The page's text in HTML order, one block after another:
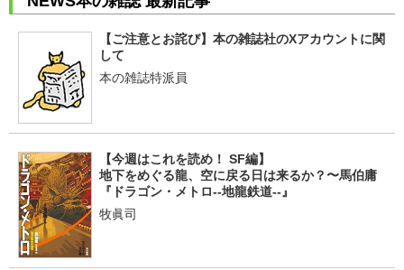
【ご注意とお詫び】本の雑誌社のXアカウントに関
して
本の雑誌特派員
【今週はこれを読め！ SF編】
地下をめぐる龍、空に戻る日は来るか？〜馬伯庸
『ドラゴン・メトロ--地龍鉄道--』
牧眞司